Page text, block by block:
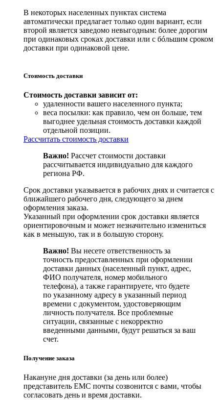
В некоторых населенных пунктах система
автоматически предлагает только один вариант, если
второй является заведомо невыгодным: более дорогим
при одинаковых сроках доставки или с бóльшим сроком
доставки при одинаковой цене.
Стоимость доставки
Стоимость доставки зависит от:
удаленности вашего населенного пункта;
веса посылки: как правило, чем он больше, тем
выгоднее удельная стоимость доставки каждой
отдельной позиции.
Рассчитать стоимость доставки
Важно! Рассчет стоимости доставки
рассчитывается индивидуально для каждого
региона РФ.
Срок доставки указывается в рабочих днях и считается с
ближайшего рабочего дня, следующего за днем
оформления заказа.
Указанный при оформлении срок доставки является
ориентировочным и может незначительно измениться
как в меньшую, так и в большую сторону.
Важно! Вы несете ответственность за
точность предоставленных при оформлении
доставки данных (населенный пункт, адрес,
ФИО получателя, номер мобильного
телефона), а также гарантируете, что будете
по указанному адресу в указанный период
времени с документом, удостоверяющим
личность получателя. Все проблемные
ситуации, связанные с некорректно
введенными данными, будут решаться за ваш
счет.
Получение заказа
Накануне дня доставки (за день или более)
представитель ЕМС почты созвонится с вами, чтобы
согласовать день и время доставки.